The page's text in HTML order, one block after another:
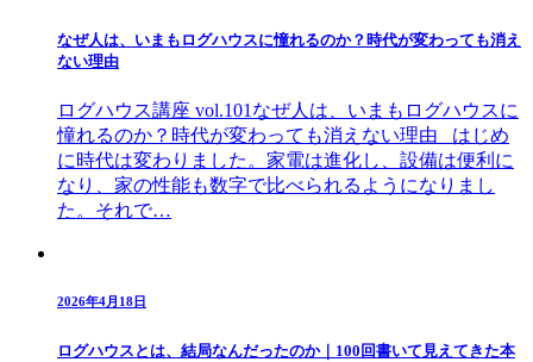
なぜ人は、いまもログハウスに憧れるのか？時代が変わっても消え
ない理由
ログハウス講座 vol.101なぜ人は、いまもログハウスに
憧れるのか？時代が変わっても消えない理由 はじめ
に時代は変わりました。家電は進化し、設備は便利に
なり、家の性能も数字で比べられるようになりまし
た。それで…
2026年4月18日
ログハウスとは、結局なんだったのか｜100回書いて見えてきた本